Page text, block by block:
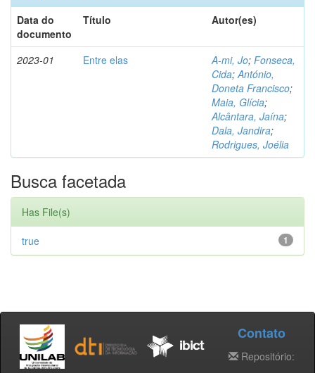
Data do
documento
Título Autor(es)
2023-01 Entre elas A-mi, Jo; Fonseca,
Cida;António,
Doneta Francisco;
Maia, Glícia;
Alcântara, Jaína;
Dala, Jandira;
Rodrigues, Joélia
Busca facetada
Has File(s)
1
true
Contato
Repositório: